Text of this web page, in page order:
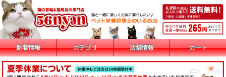
新着情報 カテゴリ 店舗情報 カート